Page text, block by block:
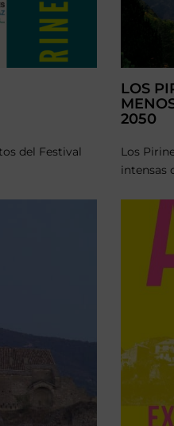
del Festival
LOS
2050
Los
intensas